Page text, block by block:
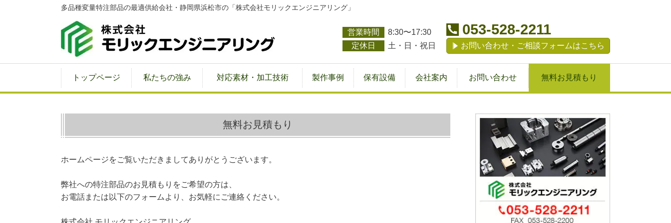
多品種変量特注部品の最適供給会社・静岡県浜松市の「株式会社モリックエンジニアリング」
営業時間
8:30〜17:30
定休日
土・日・祝日
053-528-2211
お問い合わせ・ご相談フォームはこちら
トップページ 私たちの強み 対応素材・加工技術 製作事例 保有設備 会社案内 お問い合わせ 無料お見積もり
無料お見積もり
ホームページをご覧いただきましてありがとうございます。
弊社への特注部品のお見積もりをご希望の方は、
お電話または以下のフォームより、お気軽にご連絡ください。